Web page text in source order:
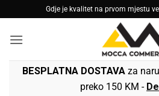
to
content
Gdje je kvalitet na prvom mjestu
BESPLATNA DOSTAVAza
preko 150 KM -